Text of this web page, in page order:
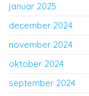
januar 2025
december 2024
november 2024
oktober 2024
september 2024